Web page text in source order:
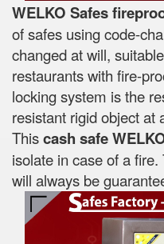
WELKO Safes
of safes using code-
changed at will,
restaurants with fire-
locking system is the
resistant rigid object at
Thiscash safe
isolate in case of a
will always be